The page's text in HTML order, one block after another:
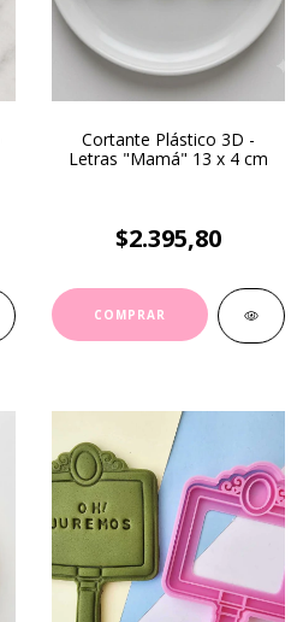
Cortante Plástico 3D -
Letras "Mamá" 13 x 4 cm
$2.395,80